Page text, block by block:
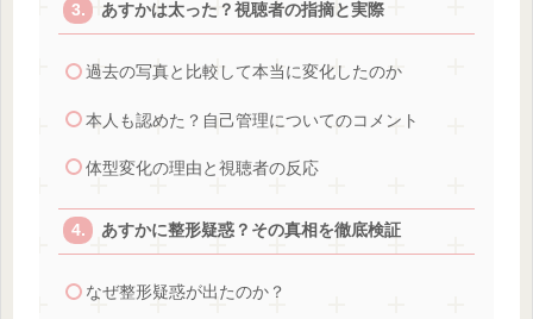
あすかは太った？視聴者の指摘と実際
過去の写真と比較して本当に変化したのか
本人も認めた？自己管理についてのコメント
体型変化の理由と視聴者の反応
あすかに整形疑惑？その真相を徹底検証
なぜ整形疑惑が出たのか？